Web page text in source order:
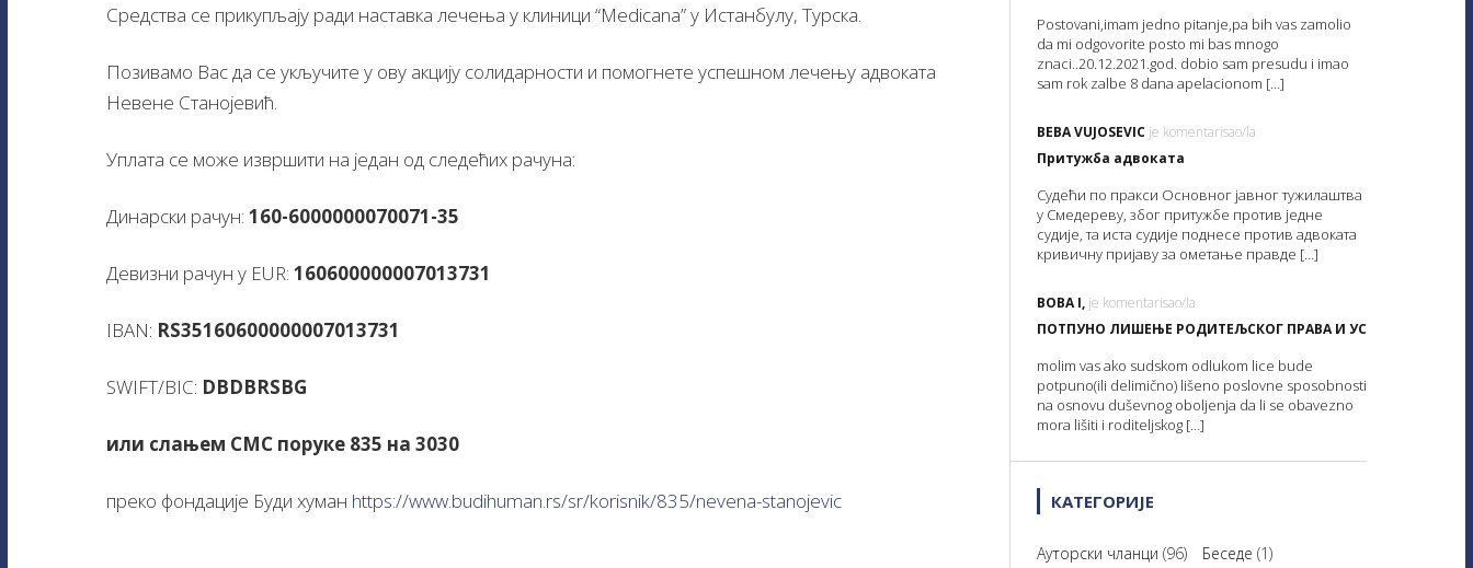
Средства се прикупљају ради наставка лечења у клиници “Medicana” у Истанбулу, Турска.
Позивамо Вас да се укључите у ову акцију солидарности и помогнете успешном лечењу адвоката
Невене Станојевић.
Уплата се може извршити на један од следећих рачуна:
Динарски рачун: 160-6000000070071-35
Девизни рачун у EUR: 160600000007013731
IBAN: RS35160600000007013731
SWIFT/BIC: DBDBRSBG
или слањем СМС поруке 835 на 3030
преко фондације Буди хуман https://www.budihuman.rs/sr/korisnik/835/nevena-stanojevic
Postovani,imam jedno pitanje,pa bih vas zamolio
da mi odgovorite posto mi bas mnogo
znaci..20.12.2021.god. dobio sam presudu i imao
sam rok zalbe 8 dana apelacionom […]
BEBA VUJOSEVIC je komentarisao/la
Притужба адвоката
Судећи по пракси Основног јавног тужилаштва
у Смедереву, због притужбе против једне
судије, та иста судије поднесе против адвоката
кривичну пријаву за ометање правде […]
BOBA I, je komentarisao/la
ПОТПУНО ЛИШЕЊЕ РОДИТЕЉСКОГ ПРАВА И УСВОЈЕЊЕ
molim vas ako sudskom odlukom lice bude
potpuno(ili delimično) lišeno poslovne sposobnosti
na osnovu duševnog oboljenja da li se obavezno
mora lišiti i roditeljskog […]
КАТЕГОРИЈЕ
Ауторски чланци (96) Беседе (1)